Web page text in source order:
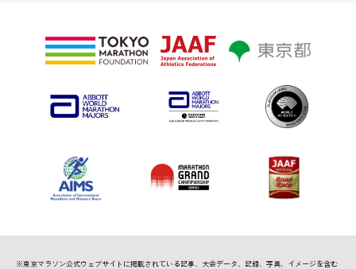
※東京マラソン公式ウェブサイトに掲載されている記事、 大会データ、記録、写真、イメージを含む